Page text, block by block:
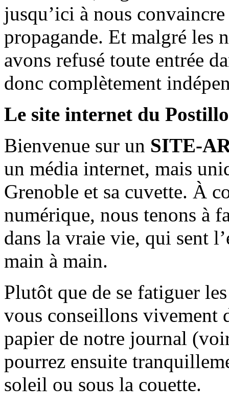
jusqu’ici à nous
propagande. Et malgré les
avons refusé toute entrée
donc complètement
Le site internet du
Bienvenue sur un SITE-
un média internet, mais
Grenoble et sa cuvette. À
numérique, nous tenons à
dans la vraie vie, qui sent
main à main.
Plutôt que de se fatiguer
vous conseillons vivement
papier de notre journal
pourrez ensuite
soleil ou sous la couette.